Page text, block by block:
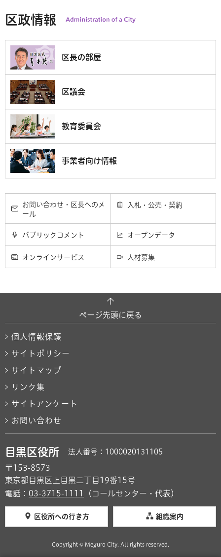
区政情報
区長の部屋
区議会
教育委員会
事業者向け情報
お問い合わせ・区長へのメ
ール
入札・公売・契約
パブリックコメント オープンデータ
オンラインサービス 人材募集
ページ先頭に戻る
個人情報保護
サイトポリシー
サイトマップ
リンク集
サイトアンケート
お問い合わせ
目黒区役所 法人番号：1000020131105
〒153-8573
東京都目黒区上目黒二丁目19番15号
電話： 03-3715-1111 （コールセンター・代表）
区役所への行き方 組織案内
Copyright © Meguro City. All rights reserved.